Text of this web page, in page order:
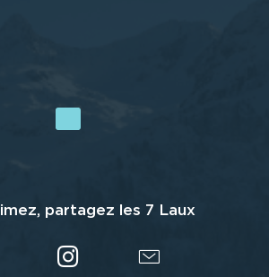
partagez les 7 Laux